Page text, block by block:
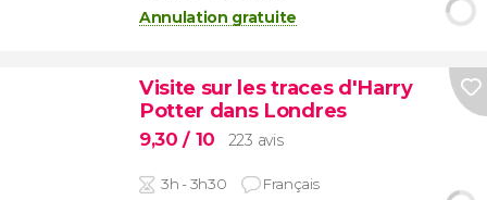
Annulation gratuite
Visite sur les traces d'Harry
Potter dans Londres
9,30/ 10 223 avis
3h - 3h30 Français